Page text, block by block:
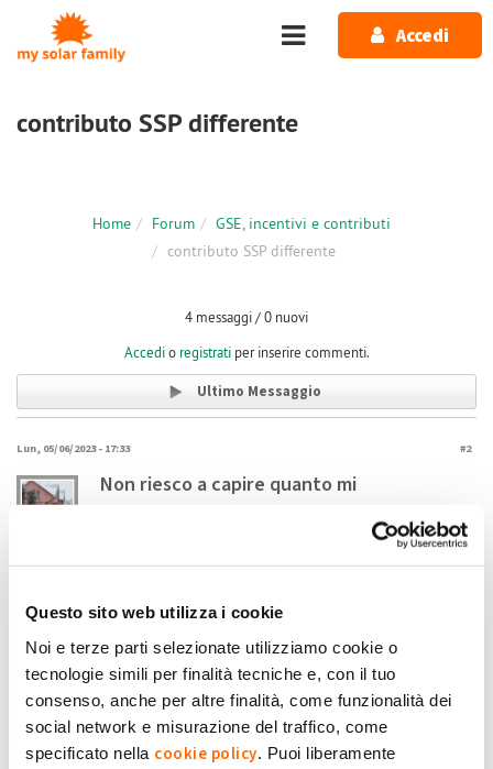
Questo sito web utilizza i cookie
Noi e terze parti selezionate utilizziamo cookie o
tecnologie simili per finalità tecniche e, con il tuo
consenso, anche per altre finalità, come funzionalità dei
social network e misurazione del traffico, come
specificato nella cookie policy . Puoi liberamente
Salta al contenuto principale
Accedi
contributo SSP differente
Home Forum
GSE, incentivi e contributi
contributo SSP differente
4 messaggi / 0 nuovi
Accedio registratiper inserire commenti.
Ultimo Messaggio
Lun, 05/06/2023 - 17:33 #2
Non riesco a capire quanto mi
+1
0
Torna Su Accedioregistratiper inserire commenti.
Mar, 06/06/2023 - 10:34